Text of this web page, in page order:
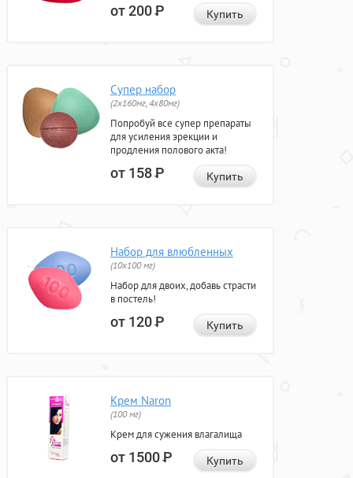
от 200Р Купить
Супер набор
(2х160мг, 4х80мг)
Попробуй все супер препараты
для усиления эрекции и
продления полового акта!
от 158Р Купить
Набор для влюбленных
(10х100 мг)
Набор для двоих, добавь страсти
в постель!
от 120Р Купить
Крем Naron
(100 мг)
Крем для сужения влагалища
от 1500Р Купить